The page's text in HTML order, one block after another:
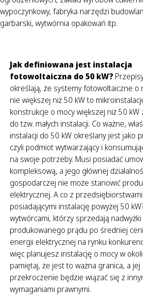
wypoczynkowy, fabryka narzędzi
garbarski, wytwórnia opakowań itp.
Jak definiowana jest instalacja
fotowoltaiczna do 50 kW?
określają, że systemy fotowoltaiczne o
nie większej niż 50 kW to
konstrukcje o mocy większej niż 50 kW
do tzw. małych instalacji. Co ważne,
instalacji do 50 kW określany jest jako
czyli podmiot wytwarzający i
na swoje potrzeby. Musi posiadać
kompleksową, a jego głównej
gospodarczej nie może stanowić
elektrycznej. A co z przedsiębiorstwami
posiadającymi instalację powyżej 50
wytwórcami, którzy sprzedają nadwyżki
produkowanego prądu po średniej
energii elektrycznej na rynku
więc planujesz instalację o mocy w
pamiętaj, że jest to ważna granica, a jej
przekroczenie będzie wiązać się z
wymaganiami prawnymi.